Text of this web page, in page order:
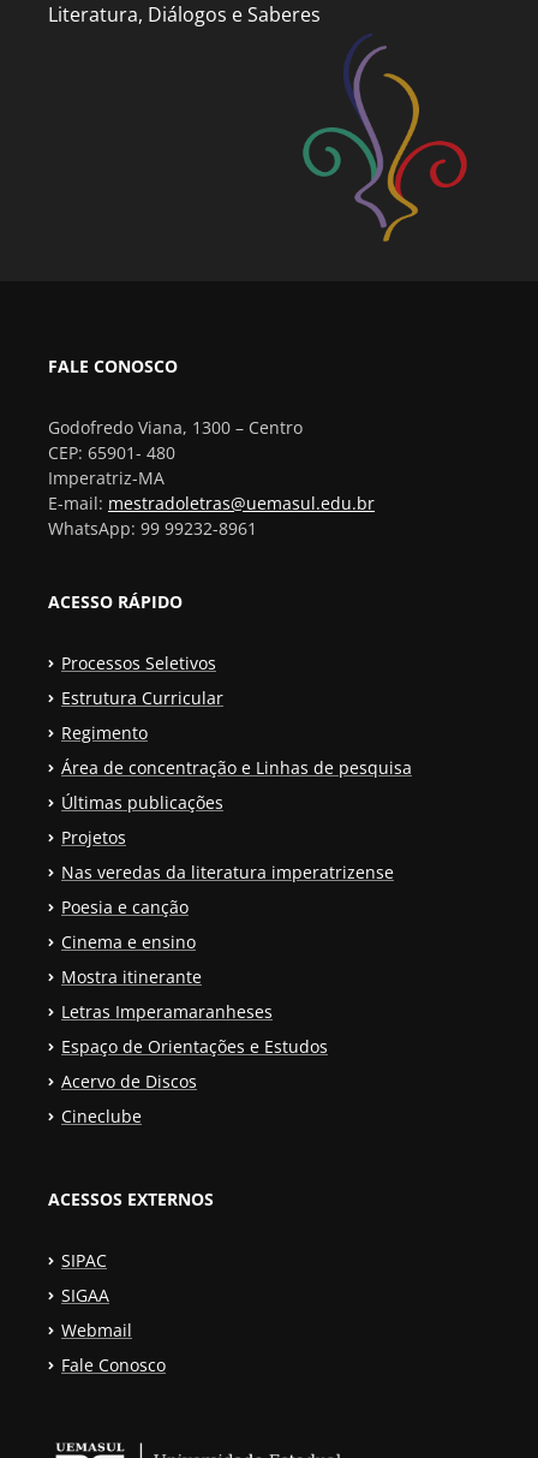
Literatura, Diálogos e Saberes
FALE CONOSCO
Godofredo Viana, 1300 – Centro
CEP: 65901- 480
Imperatriz-MA
E-mail: mestradoletras@uemasul.edu.br
WhatsApp: 99 99232-8961
ACESSO RÁPIDO
Processos Seletivos
Estrutura Curricular
Regimento
Área de concentração e Linhas de pesquisa
Últimas publicações
Projetos
Nas veredas da literatura imperatrizense
Poesia e canção
Cinema e ensino
Mostra itinerante
Letras Imperamaranheses
Espaço de Orientações e Estudos
Acervo de Discos
Cineclube
ACESSOS EXTERNOS
SIPAC
SIGAA
Webmail
Fale Conosco